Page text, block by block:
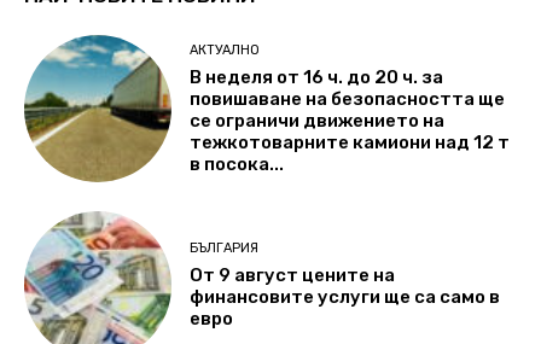
АКТУАЛНО
В неделя от 16 ч. до 20 ч. за
повишаване на безопасността ще
се ограничи движението на
тежкотоварните камиони над 12 т
в посока...
БЪЛГАРИЯ
От 9 август цените на
финансовите услуги ще са само в
евро